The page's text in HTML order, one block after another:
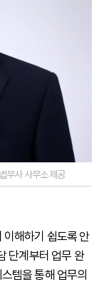
무사 사무소 제공
이해하기 쉽도록 안
단계부터 업무 완
템을 통해 업무의